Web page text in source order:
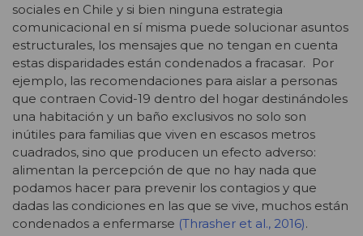
sociales en Chile y si bien ninguna estrategia
comunicacional en sí misma puede solucionar asuntos
estructurales, los mensajes que no tengan en cuenta
estas disparidades están condenados a fracasar. Por
ejemplo, las recomendaciones para aislar a personas
que contraen Covid-19 dentro del hogar destinándoles
una habitación y un baño exclusivos no solo son
inútiles para familias que viven en escasos metros
cuadrados, sino que producen un efecto adverso:
alimentan la percepción de que no hay nada que
podamos hacer para prevenir los contagios y que
dadas las condiciones en las que se vive, muchos están
condenados a enfermarse (Thrasher et al., 2016).